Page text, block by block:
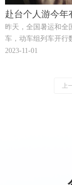
赴台个人游今年
昨天，全国暑运和全
车，动车组列车开行
开行去往厦门的高铁
2023-11-01
上